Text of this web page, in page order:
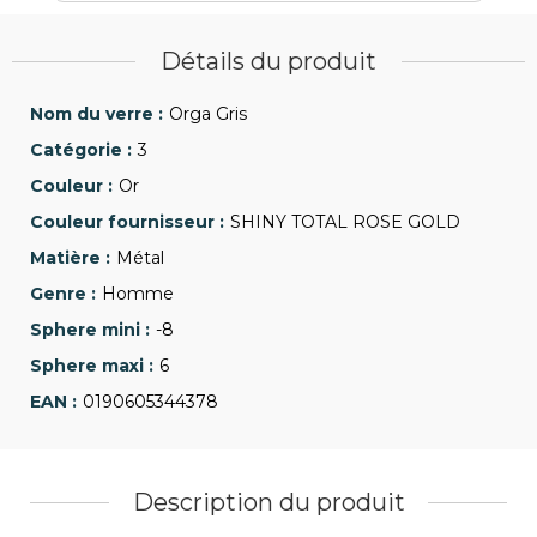
Détails du produit
Orga Gris
3
Or
SHINY TOTAL ROSE GOLD
Métal
Homme
-8
6
0190605344378
Description du produit